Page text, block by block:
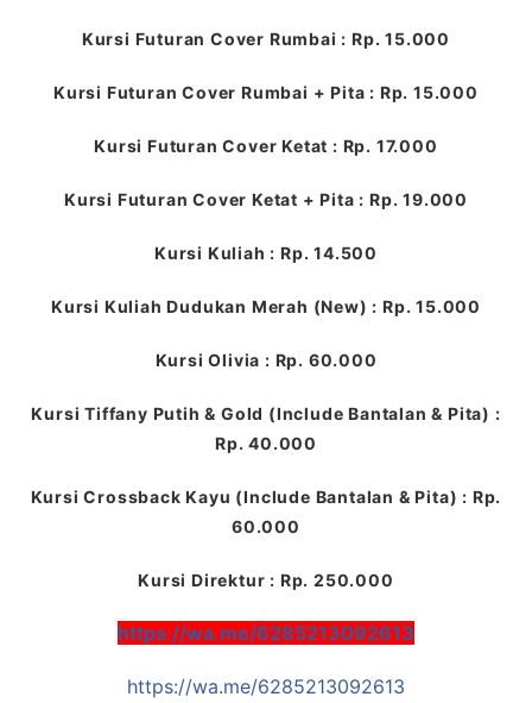
Kursi Futuran Cover Rumbai : Rp. 15.000
Kursi Futuran Cover Rumbai + Pita : Rp. 15.000
Kursi Futuran Cover Ketat : Rp. 17.000
Kursi Futuran Cover Ketat + Pita : Rp. 19.000
Kursi Kuliah : Rp. 14.500
Kursi Kuliah Dudukan Merah (New) : Rp. 15.000
Kursi Olivia : Rp. 60.000
Kursi Tiffany Putih & Gold (Include Bantalan & Pita) :
Rp. 40.000
Kursi Crossback Kayu (Include Bantalan & Pita) : Rp.
60.000
Kursi Direktur : Rp. 250.000
https://wa.me/6285213092613
https://wa.me/6285213092613